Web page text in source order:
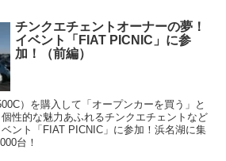
チンクエチェントオーナーの夢！
イベント「FIAT PICNIC」に参
加！（前編）
）を購入して「オープンカーを買う」と
性的な魅力あふれるチンクエチェントなど
ント「FIAT PICNIC」に参加！浜名湖に集
台！